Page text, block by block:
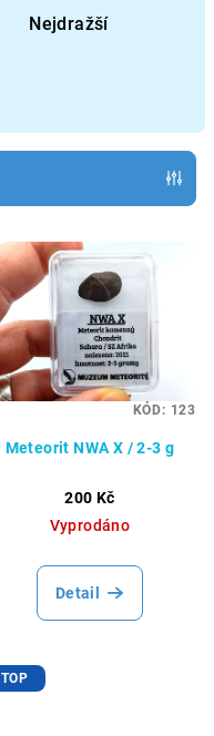
Nejdražší
Meteorit NWA X / 2-3 g
200 Kč
Vyprodáno
Detail
KÓD: 123
TOP